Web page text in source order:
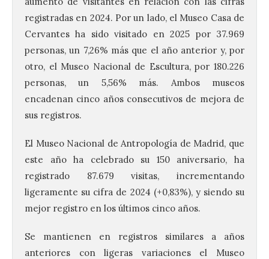
registradas en 2024. Por un lado, el Museo Casa de
Cervantes ha sido visitado en 2025 por 37.969
personas, un 7,26% más que el año anterior y, por
otro, el Museo Nacional de Escultura, por 180.226
personas, un 5,56% más. Ambos museos
encadenan cinco años consecutivos de mejora de
sus registros.
El Museo Nacional de Antropología de Madrid, que
este año ha celebrado su 150 aniversario, ha
registrado 87.679 visitas, incrementando
ligeramente su cifra de 2024 (+0,83%), y siendo su
mejor registro en los últimos cinco años.
Se mantienen en registros similares a años
anteriores con ligeras variaciones el Museo